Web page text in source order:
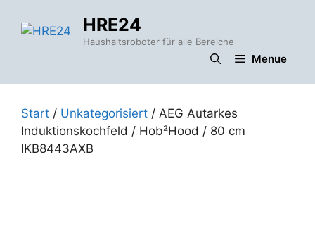
Inhalt
HRE24
Haushaltsroboter für alle Bereiche
Menue
Start / Unkategorisiert / AEG Autarkes
Induktionskochfeld / Hob²Hood / 80 cm
IKB8443AXB